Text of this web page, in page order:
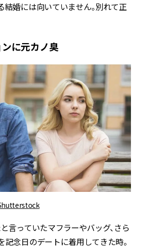
婚には向いていません。別れて正
ンに元カノ臭
言っていたマフラーやバッグ、さら
記念日のデートに着用してきた時。